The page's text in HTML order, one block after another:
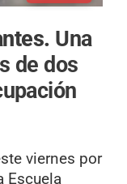
Una
de dos
viernes por
Escuela